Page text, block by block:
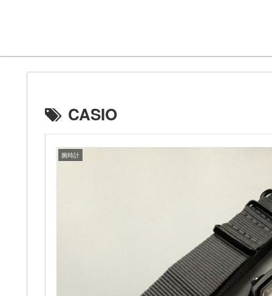
CASIO
腕時計